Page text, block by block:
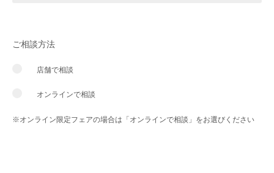
ご相談方法
店舗で相談
オンラインで相談
※オンライン限定フェアの場合は「オンラインで相談」をお選びください